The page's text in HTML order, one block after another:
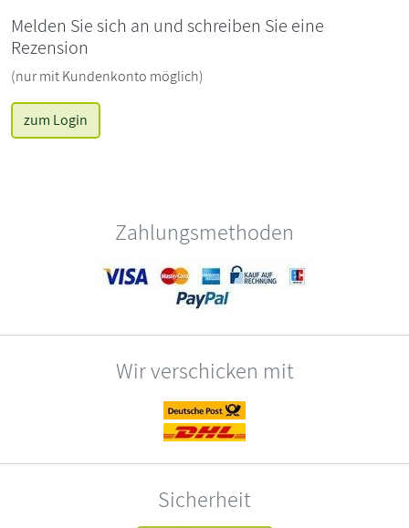
Melden Sie sich an und schreiben Sie eine
Rezension
(nur mit Kundenkonto möglich)
zum Login
Zahlungsmethoden
Wir verschicken mit
Sicherheit